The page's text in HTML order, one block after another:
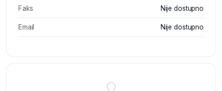
Faks Nije dostupno
Email Nije dostupno